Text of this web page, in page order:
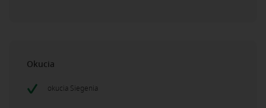
Okucia
okucia Siegenia